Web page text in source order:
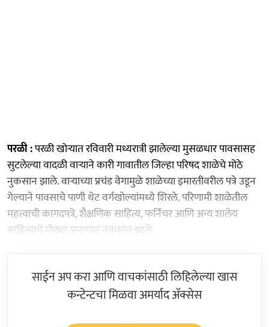
परळी :परळी खोऱ्यात रविवारी मध्यरात्री झालेल्या मुसळधार पावसासह
सुटलेल्या वादळी वाऱ्याने कारी गावातील जिल्हा परिषद शाळेचे मोठे
नुकसान झाले. वाऱ्याच्या प्रचंड वेगामुळे शाळेच्या इमारतीवरील पत्रे उडून
गेल्याने पावसाचे पाणी थेट वर्गखोल्यांमध्ये शिरले. परिणामी शाळेतील
महत्त्वाची कागदपत्रे, शैक्षणिक साहित्य, फर्निचर आणि अन्य शालेय
साहित्याचे मोठ्या प्रमाणात नुकसान झाले.
साईन अप करा आणि वाचकांसाठी लिहिलेल्या खास
कन्टेन्टचा मिळवा अमर्याद ॲक्सेस